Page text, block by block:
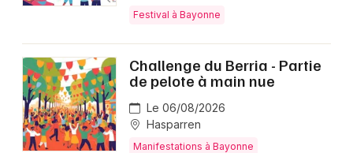
Festival à Bayonne
Challenge du Berria - Partie
de pelote à main nue
Le 06/08/2026
Hasparren
Manifestations à Bayonne